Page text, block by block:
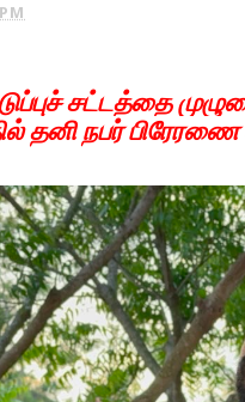
சட்டத்தை
தனி நபர்